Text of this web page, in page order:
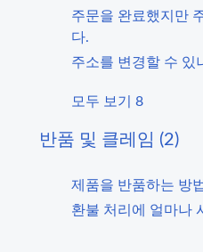
주문을 완료했지만
다.
주소를 변경할 수 있
모두 보기 8
반품 및 클레임 (2)
제품을 반품하는 방
환불 처리에 얼마나